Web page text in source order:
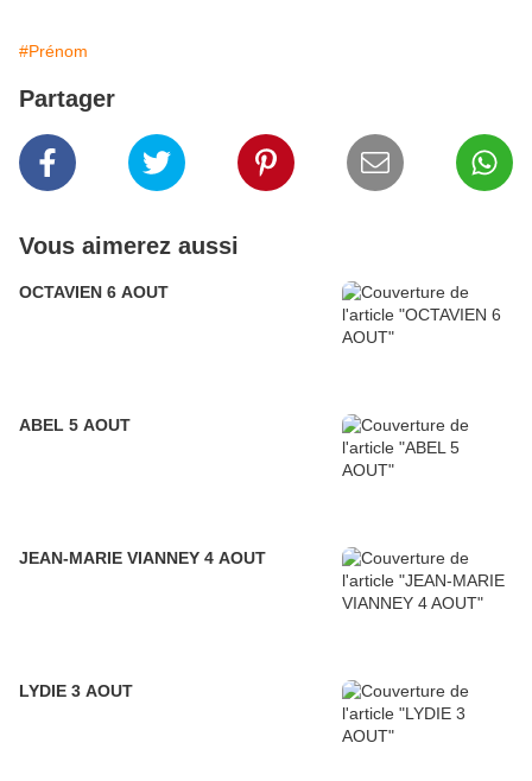
#Prénom
Partager
Vous aimerez aussi
OCTAVIEN 6 AOUT
ABEL 5 AOUT
JEAN-MARIE VIANNEY 4 AOUT
LYDIE 3 AOUT